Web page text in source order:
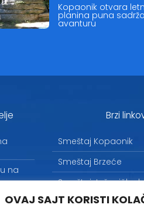
OVAJ SAJT KORISTI
Kopaonik otvara
planina puna
avanturu
na
Brzi
Smeštaj Kopaonik
Smeštaj Brzeće
Smeštaj Jošanička
Uslovi korišćenja